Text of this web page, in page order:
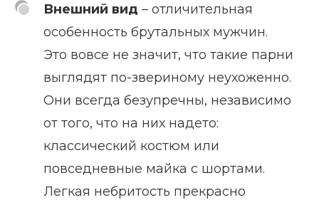
Внешний вид – отличительная
особенность брутальных мужчин.
Это вовсе не значит, что такие парни
выглядят по-звериному неухоженно.
Они всегда безупречны, независимо
от того, что на них надето:
классический костюм или
повседневные майка с шортами.
Легкая небритость прекрасно